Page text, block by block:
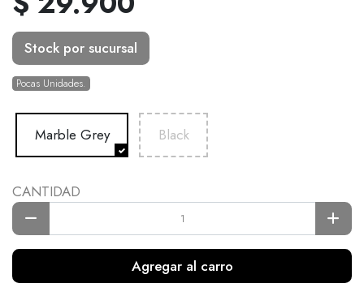
Stock por sucursal
Pocas Unidades.
Marble Grey Black
CANTIDAD
Agregar al carro